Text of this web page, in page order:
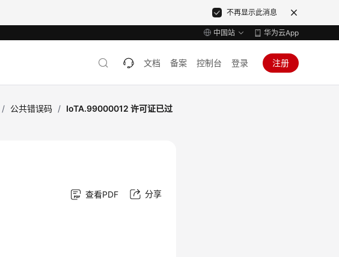
不再显示此消息
中国站 华为云App
文档 备案 控制台 登录 注册
/ 公共错误码 / IoTA.99000012 许可证已过
查看PDF 分享